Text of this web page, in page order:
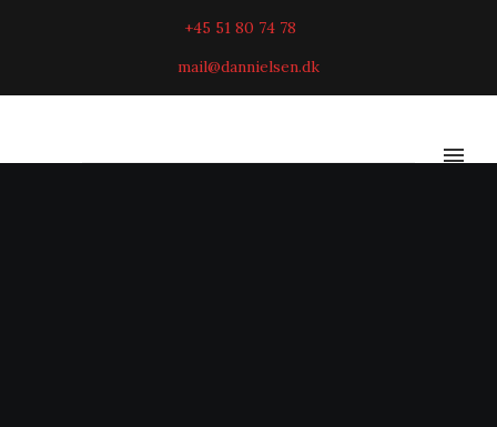
+45 51 80 74 78
mail@dannielsen.dk